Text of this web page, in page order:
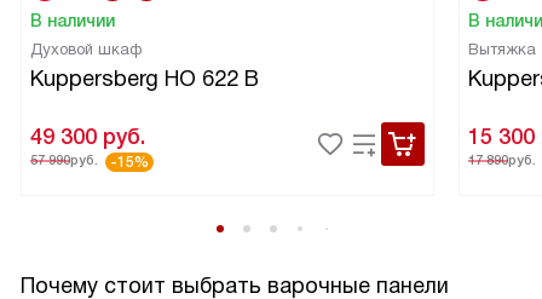
В наличии
Духовой шкаф
Kuppersberg HO 622 B
49 300 руб.
57 990руб. -15%
В
Вытяжка
15 300
17 890руб.
Почему стоит выбрать варочные панели